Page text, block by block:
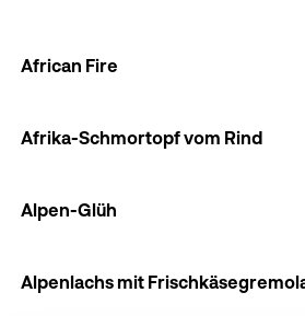
African Fire
Afrika-Schmortopf vom Rind
Alpen-Glüh
Alpenlachs mit